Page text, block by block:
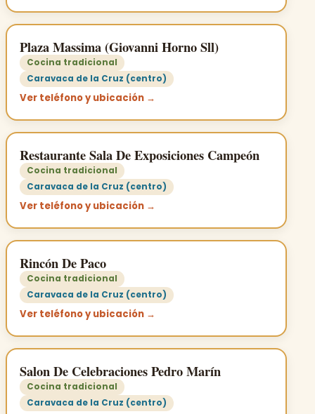
Plaza Massima (Giovanni Horno Sll)
Cocina tradicional
Caravaca de la Cruz (centro)
Ver teléfono y ubicación →
Restaurante Sala De Exposiciones Campeón
Cocina tradicional
Caravaca de la Cruz (centro)
Ver teléfono y ubicación →
Rincón De Paco
Cocina tradicional
Caravaca de la Cruz (centro)
Ver teléfono y ubicación →
Salon De Celebraciones Pedro Marín
Cocina tradicional
Caravaca de la Cruz (centro)